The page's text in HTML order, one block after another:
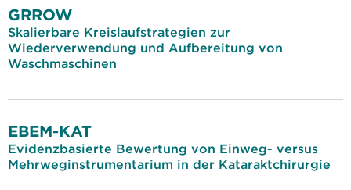
GRROW
Skalierbare Kreislaufstrategien zur
Wiederverwendung und Aufbereitung von
Waschmaschinen
EBEM-KAT
Evidenzbasierte Bewertung von Einweg- versus
Mehrweginstrumentarium in der Kataraktchirurgie